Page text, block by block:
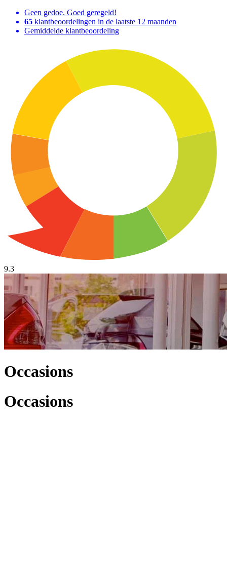
Geen gedoe. Goed geregeld!
65 klantbeoordelingen in de laatste 12 maanden
Gemiddelde klantbeoordeling
9.3
Occasions
Occasions